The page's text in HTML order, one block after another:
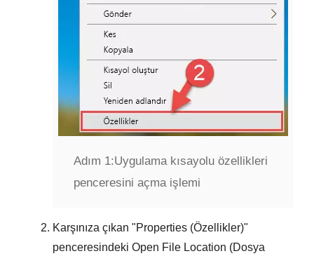
Adım 1:Uygulama kısayolu özellikleri
penceresini açma işlemi
Karşınıza çıkan "Properties (Özellikler)"
penceresindeki Open File Location (Dosya